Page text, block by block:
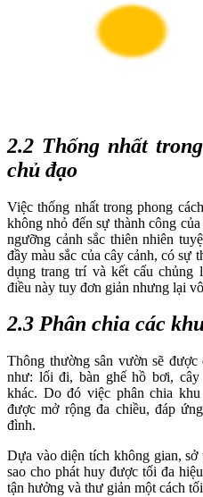
2.2 Thống nhất
chủ đạo
Việc thống nhất trong phong
không nhỏ đến sự thành công
ngưỡng cảnh sắc thiên nhiên
đầy màu sắc của cây cảnh, có sự
dụng trang trí và kết cấu chủng
điều này tuy đơn giản nhưng lại
2.3 Phân chia các
Thông thường sân vườn sẽ
như: lối đi, bàn ghế hồ bơi,
khác. Do đó việc phân chia
được mở rộng đa chiều, đáp
đình.
Dựa vào diện tích không gian, sở
sao cho phát huy được tối đa
tận hưởng và thư giản một cách